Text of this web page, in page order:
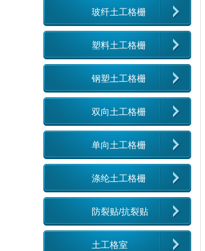
玻纤土工格栅
塑料土工格栅
钢塑土工格栅
双向土工格栅
单向土工格栅
涤纶土工格栅
防裂贴/抗裂贴
土工格室